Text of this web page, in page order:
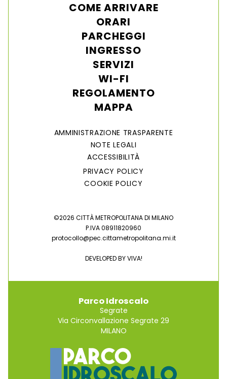
Parco Idroscalo
Segrate
Via Circonvallazione Segrate 29
MILANO
COME ARRIVARE
ORARI
PARCHEGGI
INGRESSO
SERVIZI
WI-FI
REGOLAMENTO
MAPPA
AMMINISTRAZIONE TRASPARENTE
NOTE LEGALI
ACCESSIBILITÀ
PRIVACY POLICY
COOKIE POLICY
©2026 CITTÀ METROPOLITANA DI MILANO
P.IVA 08911820960
protocollo@pec.cittametropolitana.mi.it
DEVELOPED BYVIVA!